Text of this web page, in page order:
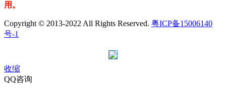
用。
Copyright © 2013-2022 All Rights Reserved. 粤ICP备15006140
号-1
收缩
QQ咨询